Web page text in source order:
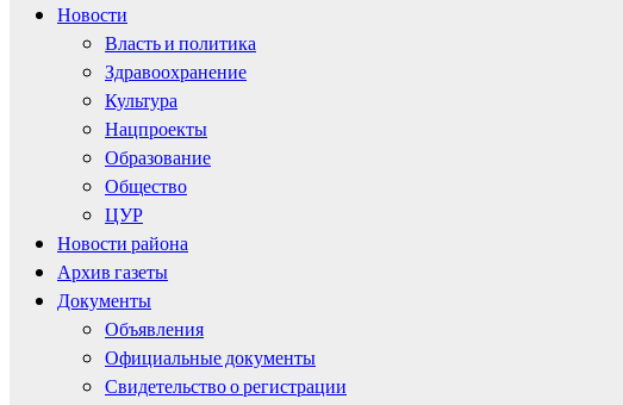
Новости
Власть и политика
Здравоохранение
Культура
Нацпроекты
Образование
Общество
ЦУР
Новости района
Архив газеты
Документы
Объявления
Официальные документы
Свидетельство о регистрации